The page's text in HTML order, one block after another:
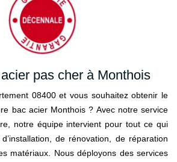
pas cher à Monthois
08400 et vous souhaitez obtenir le
bac acier Monthois ? Avec notre service
notre équipe intervient pour tout ce qui
de rénovation, de réparation
matériaux. Nous déployons des services